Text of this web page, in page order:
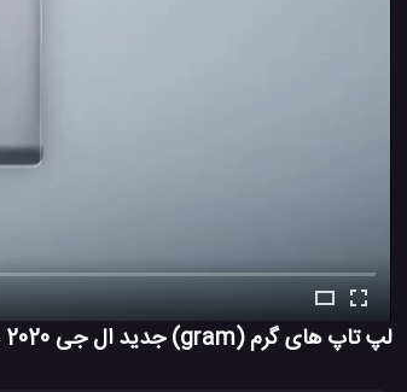
لپ تاپ های گرم (gram) جدید ال جی 2020 ، به همه جا بروید ، هر کاری انجام دهید!